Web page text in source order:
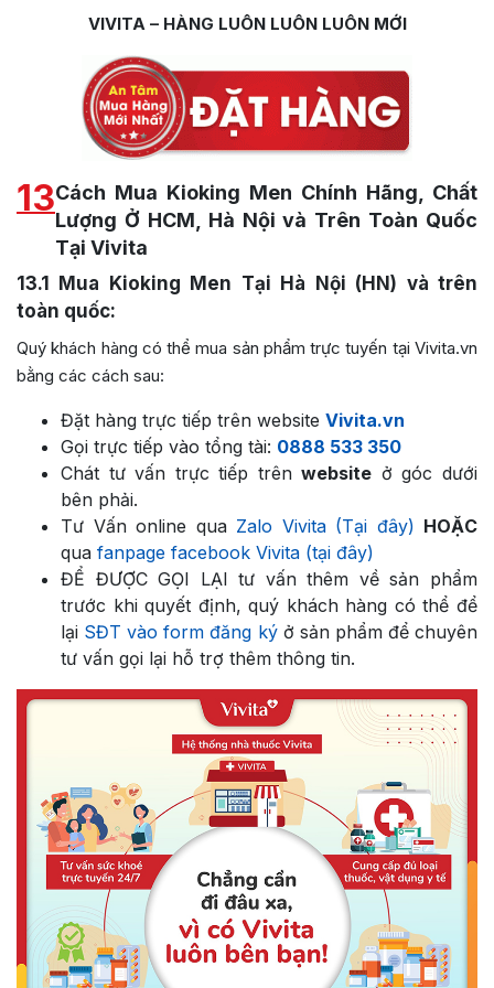
VIVITA – HÀNG LUÔN LUÔN LUÔN MỚI
13Cách Mua Kioking Men Chính Hãng, Chất
Lượng Ở HCM, Hà Nội và Trên Toàn Quốc
Tại Vivita
13.1
Mua Kioking Men Tại Hà Nội (HN) và trên
toàn quốc:
Quý khách hàng có thể mua sản phẩm trực tuyến tại Vivita.vn
bằng các cách sau:
Đặt hàng trực tiếp trên website Vivita.vn
Gọi trực tiếp vào tổng tài: 0888 533 350
Chát tư vấn trực tiếp trênwebsite ở góc dưới
bên phải.
Tư Vấn online quaZalo Vivita (Tại đây) HOẶC
qua fanpage facebook Vivita (tại đây)
ĐỂ ĐƯỢC GỌI LẠI tư vấn thêm về sản phẩm
trước khi quyết định, quý khách hàng có thể để
lại SĐT vào form đăng kýở sản phẩm để chuyên
tư vấn gọi lại hỗ trợ thêm thông tin.